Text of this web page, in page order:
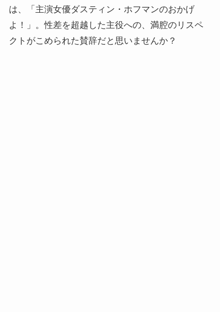
は、「主演女優ダスティン・ホフマンのおかげ
よ！」。性差を超越した主役への、満腔のリスペ
クトがこめられた賛辞だと思いませんか？